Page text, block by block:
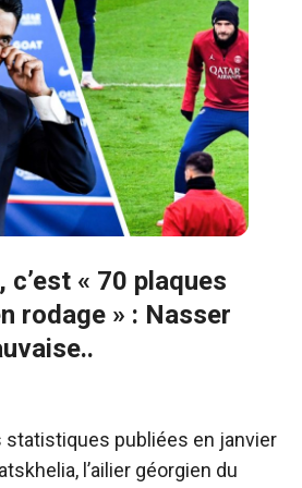
« 70 plaques
rodage » : Nasser
statistiques publiées en janvier
l’ailier géorgien du